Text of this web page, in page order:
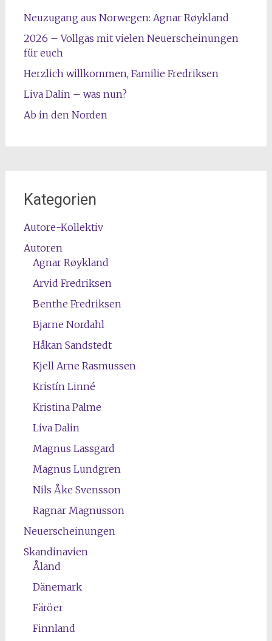
Neuzugang aus Norwegen: Agnar Røykland
2026 – Vollgas mit vielen Neuerscheinungen
für euch
Herzlich willkommen, Familie Fredriksen
Liva Dalin – was nun?
Ab in den Norden
Kategorien
Autore-Kollektiv
Autoren
Agnar Røykland
Arvid Fredriksen
Benthe Fredriksen
Bjarne Nordahl
Håkan Sandstedt
Kjell Arne Rasmussen
Kristín Linné
Kristina Palme
Liva Dalin
Magnus Lassgard
Magnus Lundgren
Nils Åke Svensson
Ragnar Magnusson
Neuerscheinungen
Skandinavien
Åland
Dänemark
Färöer
Finnland